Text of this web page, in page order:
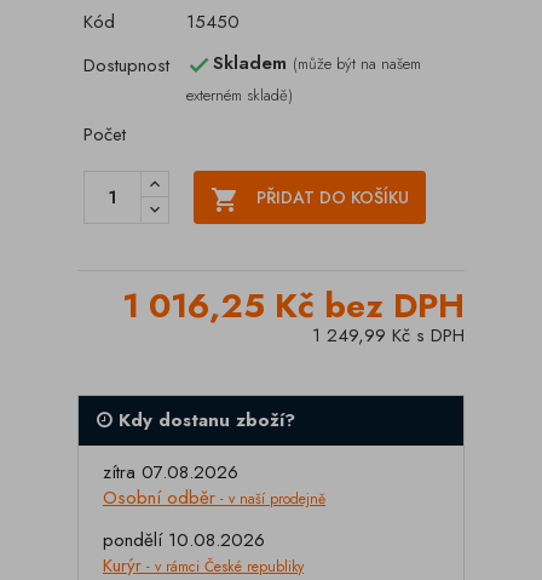
Kód
15450
Dostupnost
Skladem (může být na našem
externém skladě)
Počet
 PŘIDAT DO KOŠÍKU
1 016,25 Kč bez DPH
1 249,99 Kč s DPH
Kdy dostanu zboží?
zítra 07.08.2026
Osobní odběr - v naší prodejně
pondělí 10.08.2026
Kurýr - v rámci České republiky